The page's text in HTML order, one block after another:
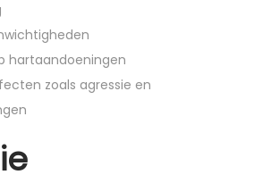
hartaandoeningen
zoals agressie en